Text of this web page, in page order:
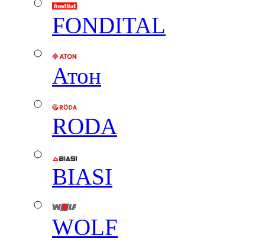
FONDITAL
Атон
RODA
BIASI
WOLF